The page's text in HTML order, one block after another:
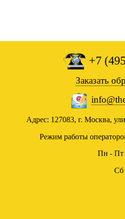
+7
Заказать
Адрес: 127083, г. Москва,
Режим работы
Пн - Пт
Сб